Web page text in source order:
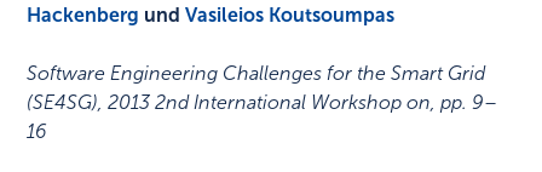
Hackenberg undVasileios Koutsoumpas
Software Engineering Challenges for the Smart Grid
(SE4SG), 2013 2nd International Workshop on,pp. 9–
16